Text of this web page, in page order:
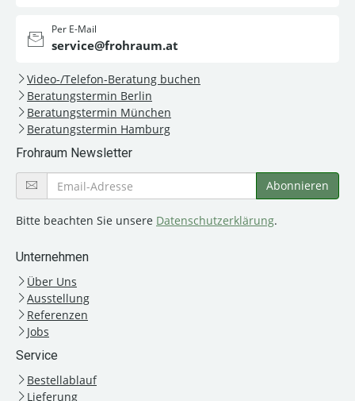
Per E-Mail
service@frohraum.at
Video-/Telefon-Beratung buchen
Beratungstermin Berlin
Beratungstermin München
Beratungstermin Hamburg
Frohraum Newsletter
Bitte beachten Sie unsere Datenschutzerklärung.
Unternehmen
Über Uns
Ausstellung
Referenzen
Jobs
Service
Bestellablauf
Lieferung